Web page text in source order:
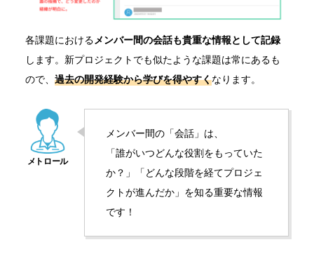
各課題における メンバー間の会話も貴重な情報として記録
します。新プロジェクトでも似たような課題は常にあるも
ので、 過去の開発経験から学びを得やすくなります。
メンバー間の「会話」は、
「誰がいつどんな役割をもっていた
か？」「どんな段階を経てプロジェ
クトが進んだか」を知る重要な情報
です！